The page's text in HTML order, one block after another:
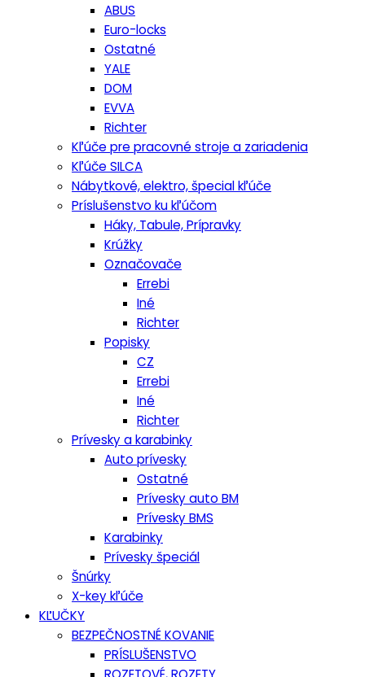
ABUS
Euro-locks
Ostatné
YALE
DOM
EVVA
Richter
Kľúče pre pracovné stroje a zariadenia
Kľúče SILCA
Nábytkové, elektro, špecial kľúče
Príslušenstvo ku kľúčom
Háky, Tabule, Prípravky
Krúžky
Označovače
Errebi
Iné
Richter
Popisky
CZ
Errebi
Iné
Richter
Prívesky a karabinky
Auto prívesky
Ostatné
Prívesky auto BM
Prívesky BMS
Karabinky
Prívesky špeciál
Šnúrky
X-key kľúče
KĽUČKY
BEZPEČNOSTNÉ KOVANIE
PRÍSLUŠENSTVO